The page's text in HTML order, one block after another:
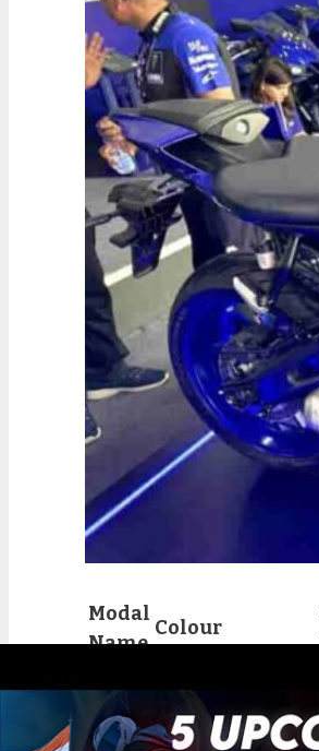
Modal
Name
Colour
MT-07
Blue, Midnight
Cyan, Matte